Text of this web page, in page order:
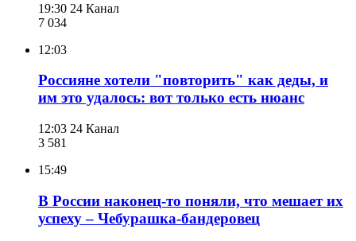
19:30 24 Канал
7 034
12:03
Россияне хотели "повторить" как деды, и
им это удалось: вот только есть нюанс
12:03 24 Канал
3 581
15:49
В России наконец-то поняли, что мешает их
успеху – Чебурашка-бандеровец